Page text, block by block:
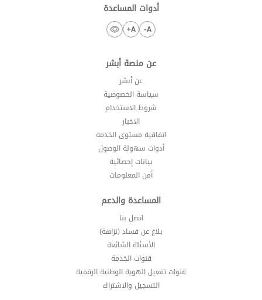
أدوات المساعدة
A-
A+
عن منصة أبشر
عن أبشر
سياسة الخصوصية
شروط الاستخدام
الاخبار
اتفاقية مستوى الخدمة
أدوات سهولة الوصول
بيانات إحصائية
أمن المعلومات
المساعدة والدعم
اتصل بنا
بلاغ عن فساد (نزاهة)
الأسئلة الشائعة
قنوات الخدمة
قنوات تفعيل الهوية الوطنية الرقمية
التسجيل والاشتراك